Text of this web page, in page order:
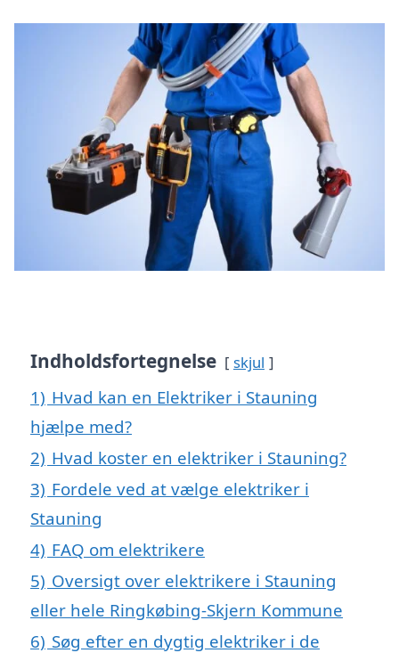
Indholdsfortegnelse skjul
1) Hvad kan en Elektriker i Stauning
hjælpe med?
2) Hvad koster en elektriker i Stauning?
3) Fordele ved at vælge elektriker i
Stauning
4) FAQ om elektrikere
5) Oversigt over elektrikere i Stauning
eller hele Ringkøbing-Skjern Kommune
6) Søg efter en dygtig elektriker i de